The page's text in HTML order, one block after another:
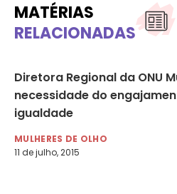
MATÉRIAS
RELACIONADAS
Diretora Regional da ONU
necessidade do
igualdade
MULHERES DE OLHO
11 de julho, 2015